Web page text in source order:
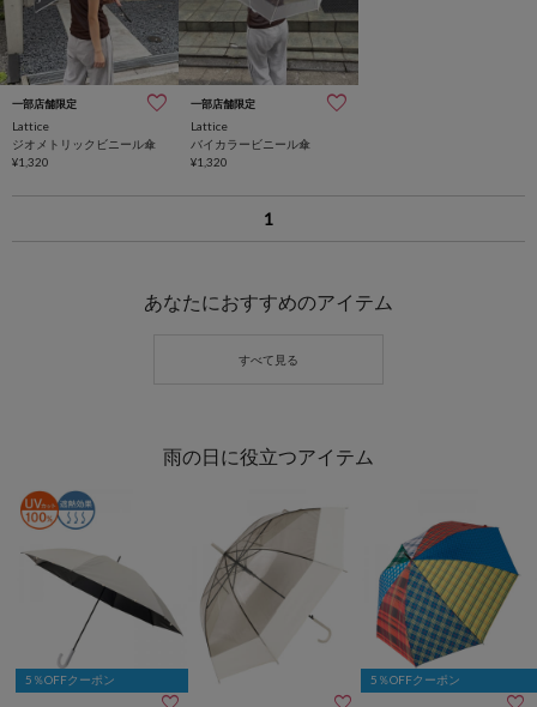
一部店舗限定
Lattice
ジオメトリックビニール傘
¥1,320
一部店舗限定
Lattice
バイカラービニール傘
¥1,320
1
あなたにおすすめのアイテム
雨の日に役立つアイテム
5％OFFクーポン 5％OFFクーポン